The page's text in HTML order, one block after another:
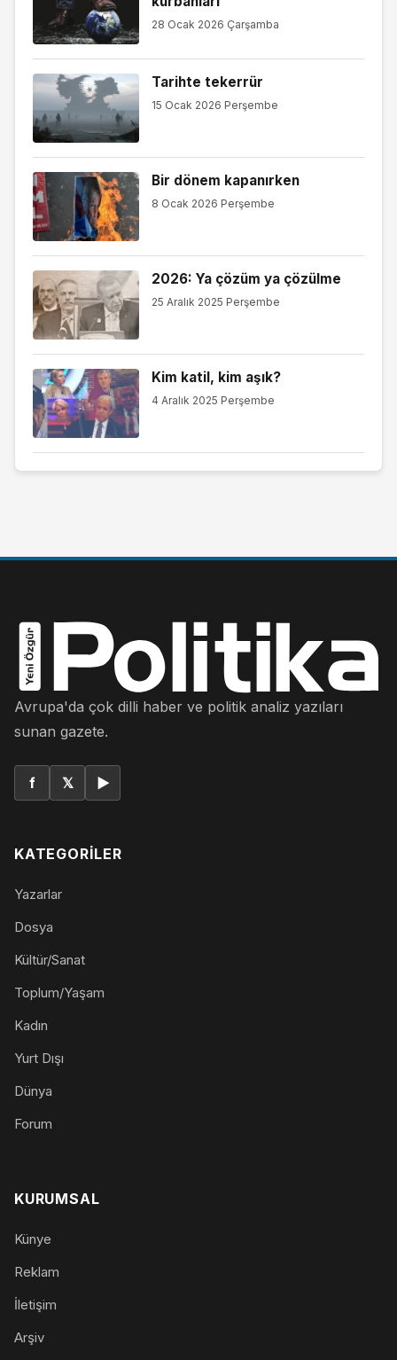
28 Ocak 2026 Çarşamba
Tarihte tekerrür
15 Ocak 2026 Perşembe
Bir dönem kapanırken
8 Ocak 2026 Perşembe
2026: Ya çözüm ya çözülme
25 Aralık 2025 Perşembe
Kim katil, kim aşık?
4 Aralık 2025 Perşembe
Avrupa'da çok dilli haber ve politik analiz yazıları
sunan gazete.
f 𝕏 ▶
KATEGORILER
Yazarlar
Dosya
Kültür/Sanat
Toplum/Yaşam
Kadın
Yurt Dışı
Dünya
Forum
KURUMSAL
Künye
Reklam
İletişim
Arşiv